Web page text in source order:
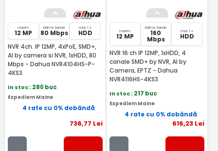
maxim
12 MP
latime banda
80 Mbps
max 1 x
HDD
NVR 4ch. IP 12MP, 4xPoE, SMD+,
AI by camera si NVR, 1xHDD, 80
Mbps - Dahua NVR4104HS-P-
4KS3
In stoc: 280 buc
Expediem Maine
4 rate cu 0% dobândă
736,77 Lei
maxim
12 MP
latime banda
160
Mbps
max 1 x
HDD
NVR 16 ch IP 12MP, 1xHDD, 4
canale SMD+ by NVR, AI by
Camera, EPTZ - Dahua
NVR4116HS-4KS3
In stoc: 217 buc
Expediem Maine
4 rate cu 0% dobândă
616,23 Lei